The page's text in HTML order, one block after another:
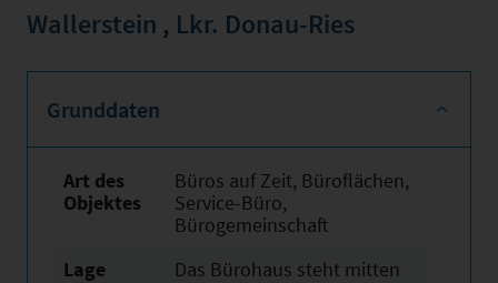
Wallerstein , Lkr. Donau-Ries
Grunddaten
Art des
Objektes
Büros auf Zeit, Büroflächen,
Service-Büro,
Bürogemeinschaft
Lage
Das Bürohaus steht mitten